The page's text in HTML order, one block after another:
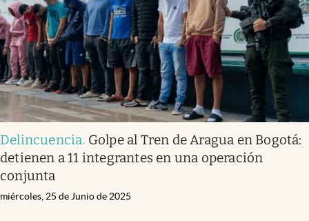
Delincuencia. Golpe al Tren de Aragua en Bogotá:
detienen a 11 integrantes en una operación
conjunta
miércoles, 25 de Junio de 2025